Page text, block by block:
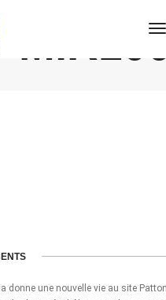
MiR100
donne une nouvelle vie au site